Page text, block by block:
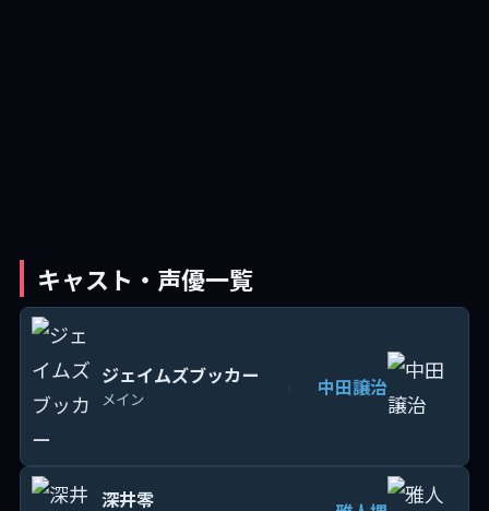
キャスト・声優一覧
ジェイムズブッカー
メイン 中田譲治
深井零